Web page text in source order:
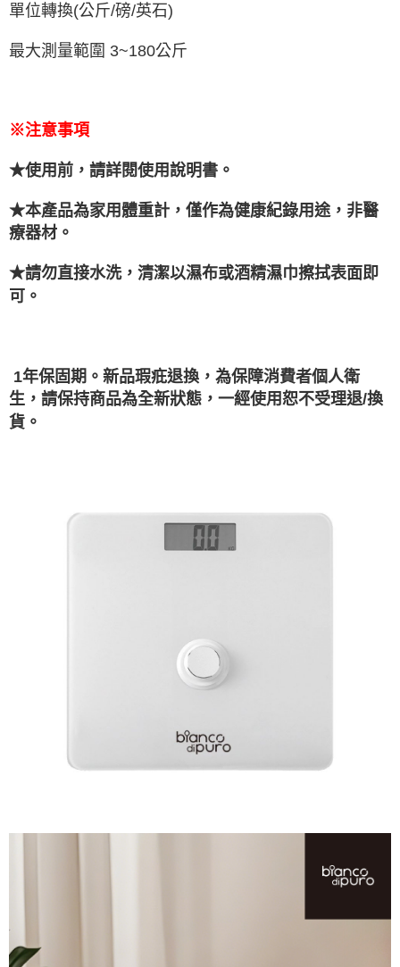
單位轉換(公斤/磅/英石)
最大測量範圍 3~180公斤
※注意事項
★使用前，請詳閱使用說明書。
★本產品為家用體重計，僅作為健康紀錄用途，非醫
療器材。
★請勿直接水洗，清潔以濕布或酒精濕巾擦拭表面即
可。
1年保固期。新品瑕疪退換，為保障消費者個人衛
生，請保持商品為全新狀態，一經使用恕不受理退/換
貨。